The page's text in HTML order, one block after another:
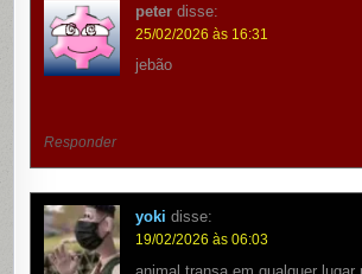
peter disse:
25/02/2026 às 16:31
jebão
Responder
yoki disse:
19/02/2026 às 06:03